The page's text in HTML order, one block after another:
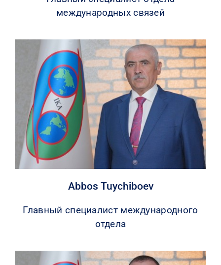
международных связей
Abbos Tuychiboev
Главный специалист международного
отдела